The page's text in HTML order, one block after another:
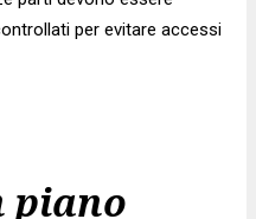
per evitare accessi
piano